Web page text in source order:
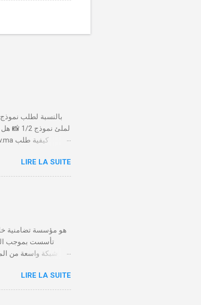
لملئ
الأداء 20 درهم عن طريق البطاقة البنكية. تأكيد العملية . استلام النموذج في مدة أقصاها 24 ساعة . 🤔
LIRE LA SUITE
يلعب الصندوق
توفير بيئة عمل صحية
يتم تسليط الضوء
LIRE LA SUITE